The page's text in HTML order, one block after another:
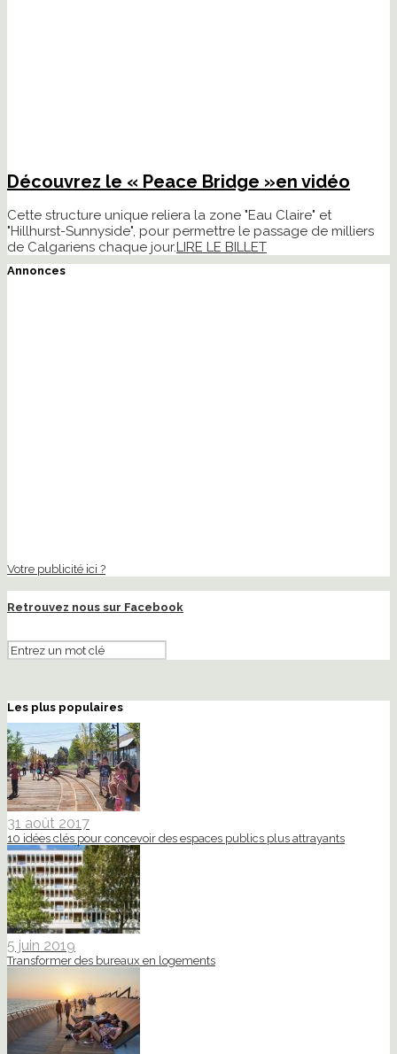
Découvrez le « Peace Bridge »en vidéo
Cette structure unique reliera la zone "Eau Claire" et
"Hillhurst-Sunnyside", pour permettre le passage de milliers
de Calgariens chaque jour.LIRE LE BILLET
Annonces
Votre publicité ici ?
Retrouvez nous sur Facebook
Les plus populaires
31 août 2017
10 idées clés pour concevoir des espaces publics plus attrayants
5 juin 2019
Transformer des bureaux en logements